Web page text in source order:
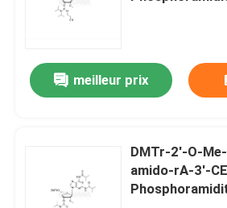
Nouvelles
Les phosphates et leurs dérivés
meilleur prix
DMTr-2'-O-
amido-rA-3'-